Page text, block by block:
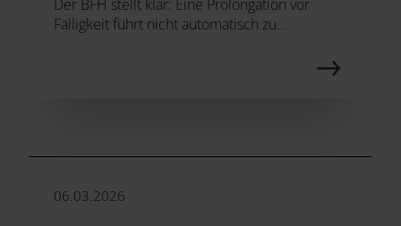
Der BFH stellt klar: Eine Prolongation vor
Fälligkeit führt nicht automatisch zu...
06.03.2026